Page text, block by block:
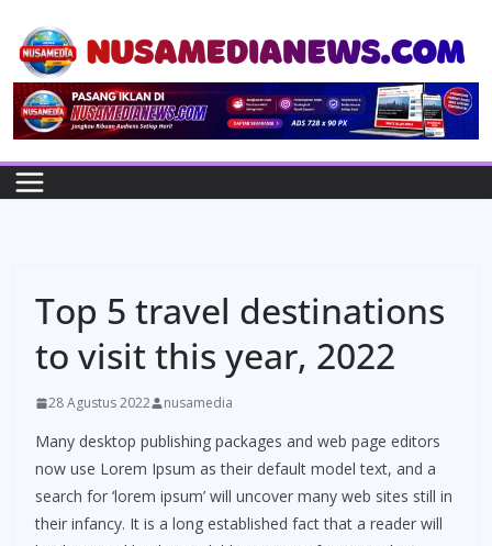
content
Top 5 travel destinations
to visit this year, 2022
28 Agustus 2022 nusamedia
Many desktop publishing packages and web page editors
now use Lorem Ipsum as their default model text, and a
search for ‘lorem ipsum’ will uncover many web sites still in
their infancy. It is a long established fact that a reader will